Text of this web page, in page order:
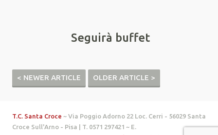
Seguirà buffet
< NEWER ARTICLE OLDER ARTICLE >
T.C. Santa Croce ~ Via Poggio Adorno 22 Loc. Cerri - 56029 Santa
Croce Sull'Arno - Pisa | T. 0571 297421 ~ E.